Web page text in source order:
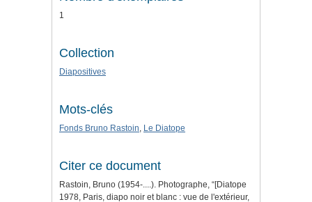
1
Collection
Diapositives
Mots-clés
Fonds Bruno Rastoin, Le Diatope
Citer ce document
Rastoin, Bruno (1954-....). Photographe, “[Diatope
1978, Paris, diapo noir et blanc : vue de l'extérieur,